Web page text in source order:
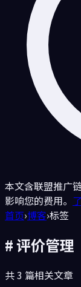
本文含联盟推广
影响您的费用。
首页›博客›标签
#评价管理
共3 篇相关文章